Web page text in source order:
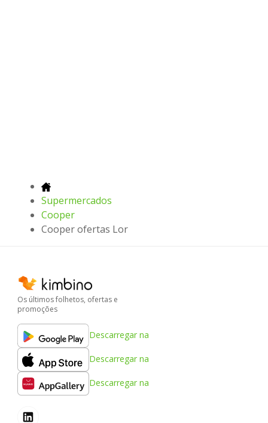
Supermercados
Cooper
Cooper ofertas Lor
Os últimos folhetos, ofertas e
promoções
Descarregar na
Descarregar na
Descarregar na